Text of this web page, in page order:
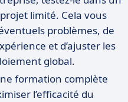
limité. Cela vous
problèmes, de
et d’ajuster les
global.
formation complète
l’efficacité du